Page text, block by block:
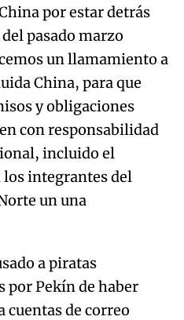
por estar detrás
pasado marzo
un llamamiento a
China, para que
y obligaciones
con responsabilidad
incluido el
integrantes del
un una
a piratas
por Pekín de haber
cuentas de correo